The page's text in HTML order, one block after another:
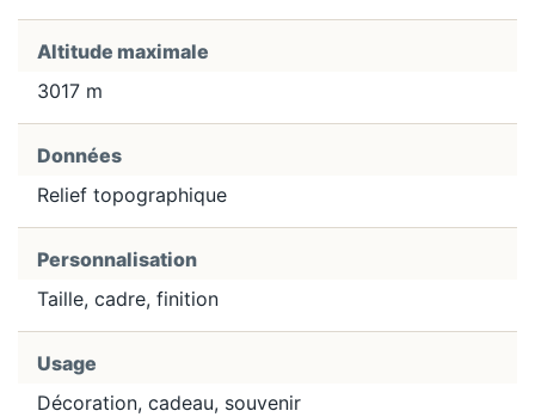
Altitude maximale
3017 m
Données
Relief topographique
Personnalisation
Taille, cadre, finition
Usage
Décoration, cadeau, souvenir